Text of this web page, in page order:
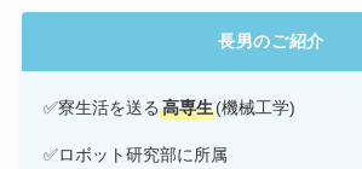
長男のご紹介
✅寮生活を送る 高専生(機械工学)
✅ロボット研究部に所属